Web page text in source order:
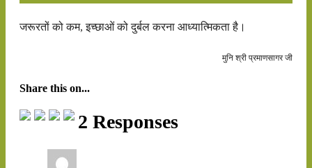
जरूरतों को कम, इच्छाओं को दुर्बल करना आध्यात्मिकता है।
मुनि श्री प्रमाणसागर जी
Share this on...
2 Responses